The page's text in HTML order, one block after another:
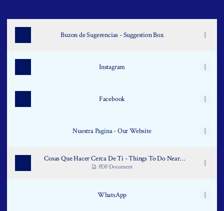
Buzon de Sugerencias - Suggestion Box
Instagram
Facebook
Nuestra Pagina - Our Website
Cosas Que Hacer Cerca De Ti - Things To Do Near
You
PDF·Document
WhatsApp